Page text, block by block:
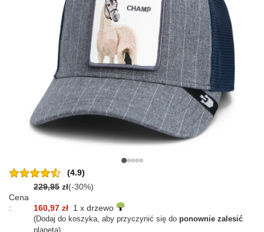
(4.9)
229,95 zł(-30%)
Cena
:
160,97 zł 1 x drzewo
(Dodaj do koszyka, aby przyczynić się do ponownie zalesić
planeta)